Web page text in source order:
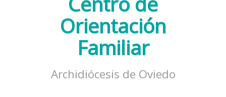
Orientación
Familiar
Archidiócesis de Oviedo